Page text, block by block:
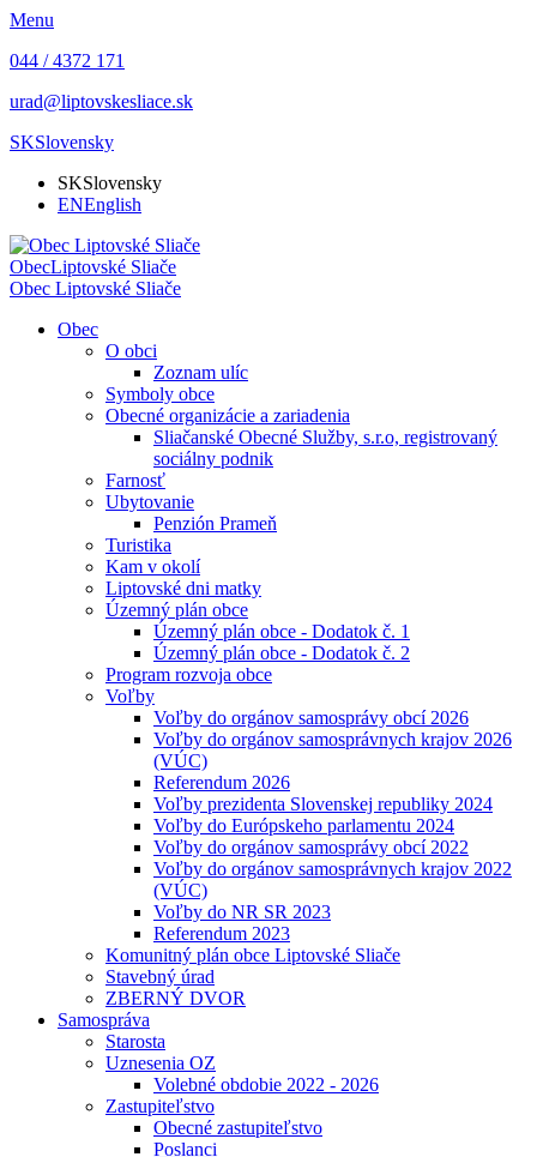
Menu
044 / 4372 171
urad@liptovskesliace.sk
SKSlovensky
SKSlovensky
ENEnglish
ObecLiptovské Sliače
Obec Liptovské Sliače
Obec
O obci
Zoznam ulíc
Symboly obce
Obecné organizácie a zariadenia
Sliačanské Obecné Služby, s.r.o, registrovaný
sociálny podnik
Farnosť
Ubytovanie
Penzión Prameň
Turistika
Kam v okolí
Liptovské dni matky
Územný plán obce
Územný plán obce - Dodatok č. 1
Územný plán obce - Dodatok č. 2
Program rozvoja obce
Voľby
Voľby do orgánov samosprávy obcí 2026
Voľby do orgánov samosprávnych krajov 2026
(VÚC)
Referendum 2026
Voľby prezidenta Slovenskej republiky 2024
Voľby do Európskeho parlamentu 2024
Voľby do orgánov samosprávy obcí 2022
Voľby do orgánov samosprávnych krajov 2022
(VÚC)
Voľby do NR SR 2023
Referendum 2023
Komunitný plán obce Liptovské Sliače
Stavebný úrad
ZBERNÝ DVOR
Samospráva
Starosta
Uznesenia OZ
Volebné obdobie 2022 - 2026
Zastupiteľstvo
Obecné zastupiteľstvo
Poslanci